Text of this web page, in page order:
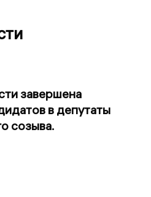
завершена
в депутаты
созыва.